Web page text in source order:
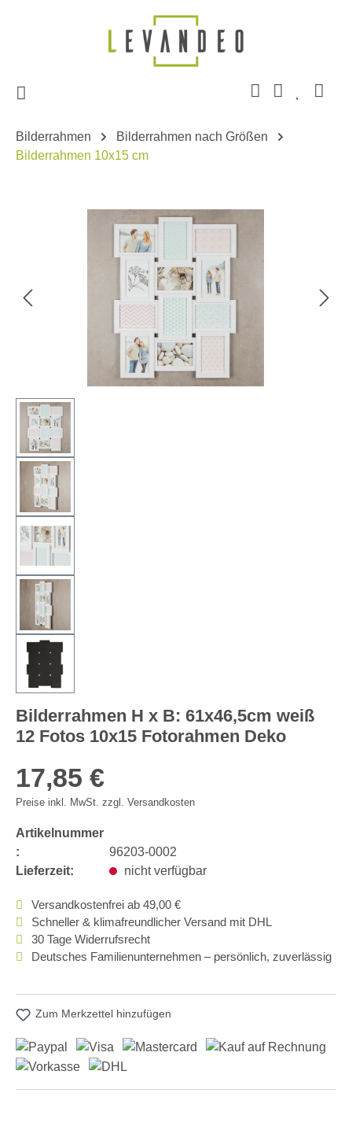
Zum Hauptinhalt springen
Bilderrahmen
Bilderrahmen nach Größen
Bilderrahmen 10x15 cm
Bildergalerie überspringen
Bilderrahmen H x B: 61x46,5cm weiß
12 Fotos 10x15 Fotorahmen Deko
17,85 €
Preise inkl. MwSt. zzgl. Versandkosten
Artikelnummer
:
96203-0002
Lieferzeit:
nicht verfügbar
Versandkostenfrei ab 49,00 €
Schneller & klimafreundlicher Versand mit DHL
30 Tage Widerrufsrecht
Deutsches Familienunternehmen – persönlich, zuverlässig
Zum Merkzettel hinzufügen